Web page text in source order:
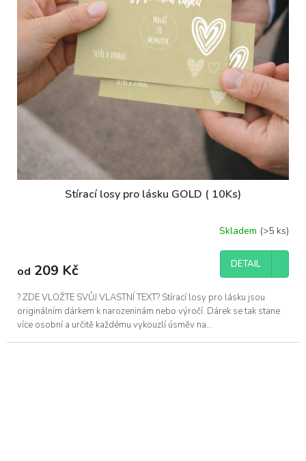
Stírací losy pro lásku GOLD ( 10Ks)
Skladem (>5 ks)
od 209 Kč DETAIL
? ZDE VLOŽTE SVŮJ VLASTNÍ TEXT? Stírací losy pro lásku jsou
originálním dárkem k narozeninám nebo výročí. Dárek se tak stane
více osobní a určitě každému vykouzlí úsměv na...